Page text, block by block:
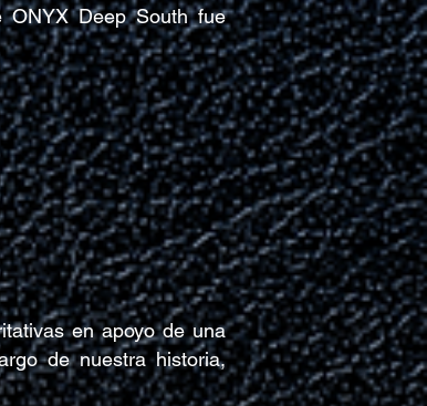
ONYX Deep South fue
en apoyo de una
de nuestra historia,